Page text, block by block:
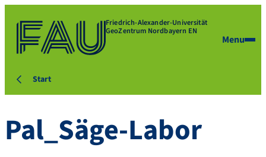
Friedrich-Alexander-Universität
GeoZentrum Nordbayern EN
Menu
Start
Pal_Säge-Labor